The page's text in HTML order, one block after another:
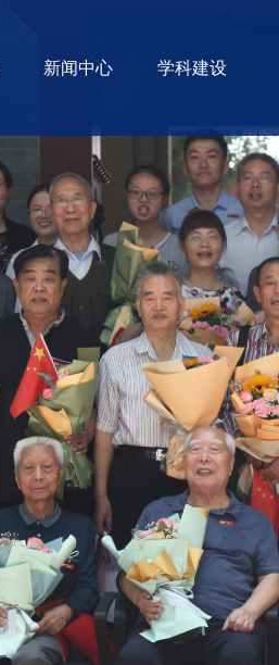
新闻中心 学科建设